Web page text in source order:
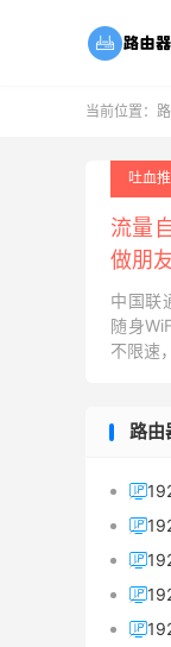
当前位置：
吐血
流量
做朋
中国联
随身
不限速
路由




